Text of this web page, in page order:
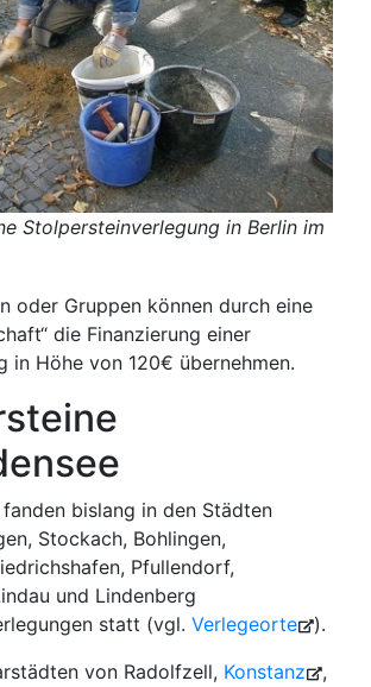
Stolpersteinverlegung in Berlin im
oder Gruppen können durch eine
die Finanzierung einer
in Höhe von 120€ übernehmen.
bislang in den Städten
Stockach, Bohlingen,
Pfullendorf,
und Lindenberg
statt (vgl. Verlegeorte
).
von Radolfzell, Konstanz
,